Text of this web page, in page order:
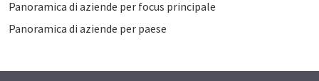
Panoramica di aziende per focus principale
Panoramica di aziende per paese